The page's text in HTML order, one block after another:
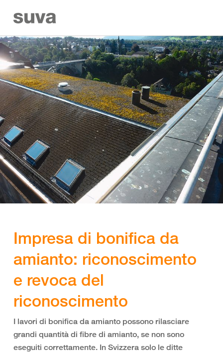
Impresa di bonifica da
amianto: riconoscimento
e revoca del
riconoscimento
I lavori di bonifica da amianto possono rilasciare
grandi quantità di fibre di amianto, se non sono
eseguiti correttamente. In Svizzera solo le ditte